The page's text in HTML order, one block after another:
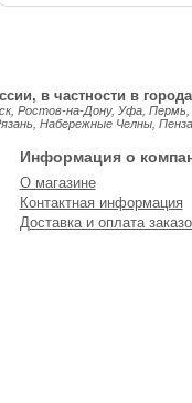
в частности в
Ростов-на-Дону, Уфа,
Набережные Челны,
Информация о
О магазине
Контактная информация
Доставка и оплата